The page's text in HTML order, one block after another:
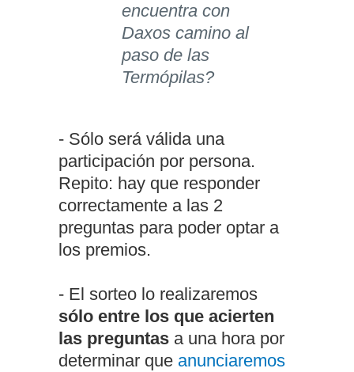
encuentra con
Daxos camino al
paso de las
Termópilas?
- Sólo será válida una
participación por persona.
Repito: hay que responder
correctamente a las 2
preguntas para poder optar a
los premios.
- El sorteo lo realizaremos
sólo entre los que acierten
las preguntas a una hora por
determinar que anunciaremos